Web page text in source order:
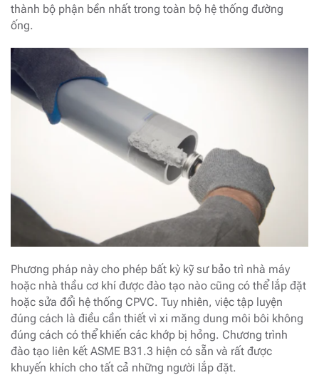
thành bộ phận bền nhất trong toàn bộ hệ thống đường
ống.
Phương pháp này cho phép bất kỳ kỹ sư bảo trì nhà máy
hoặc nhà thầu cơ khí được đào tạo nào cũng có thể lắp đặt
hoặc sửa đổi hệ thống CPVC. Tuy nhiên, việc tập luyện
đúng cách là điều cần thiết vì xi măng dung môi bôi không
đúng cách có thể khiến các khớp bị hỏng. Chương trình
đào tạo liên kết ASME B31.3 hiện có sẵn và rất được
khuyến khích cho tất cả những người lắp đặt.